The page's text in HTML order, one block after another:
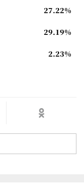
27.22%
29.19%
2.23%